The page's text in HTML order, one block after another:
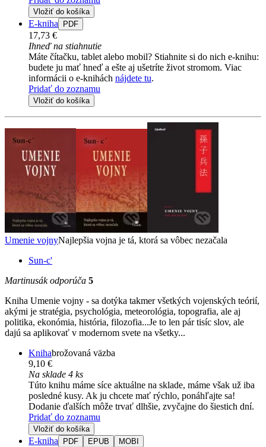
Vložiť do košíka
E-kniha PDF
17,73 €
Ihneď na stiahnutie
Máte čítačku, tablet alebo mobil? Stiahnite si do nich e-knihu:
budete ju mať hneď a ešte aj ušetríte život stromom. Viac
informácii o e-knihách nájdete tu.
Pridať do zoznamu
Vložiť do košíka
Umenie vojnyNajlepšia vojna je tá, ktorá sa vôbec nezačala
Sun-c'
Martinusák odporúča 5
Kniha Umenie vojny - sa dotýka takmer všetkých vojenských teórií,
akými je stratégia, psychológia, meteorológia, topografia, ale aj
politika, ekonómia, história, filozofia...Je to len pár tisíc slov, ale
dajú sa aplikovať v modernom svete na všetky...
Knihabrožovaná väzba
9,10 €
Na sklade 4 ks
Túto knihu máme síce aktuálne na sklade, máme však už iba
posledné kusy. Ak ju chcete mať rýchlo, ponáhľajte sa!
Dodanie ďalších môže trvať dlhšie, zvyčajne do šiestich dní.
Pridať do zoznamu
Vložiť do košíka
E-kniha PDF EPUB MOBI